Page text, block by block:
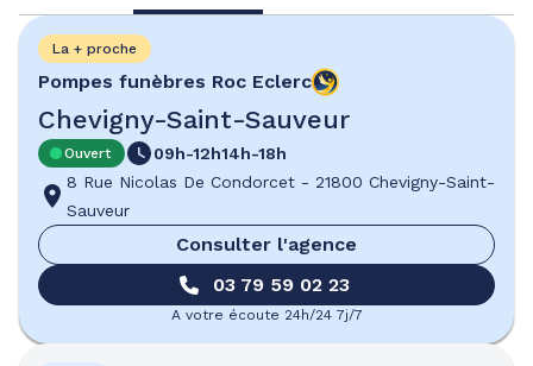
Pompes funèbres Roc Eclerc
Chevigny-Saint-Sauveur
La + proche
Ouvert 09h-12h14h-18h
8 Rue Nicolas De Condorcet - 21800 Chevigny-Saint-
Sauveur
Consulter l'agence
03 79 59 02 23
A votre écoute 24h/24 7j/7